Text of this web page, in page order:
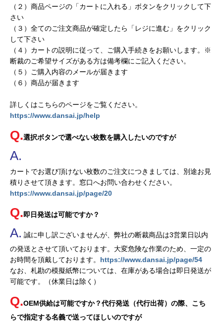
（２）商品ページの「カートに入れる」ボタンをクリックして下
さい
（３）全てのご注文商品が確定したら「レジに進む」をクリック
して下さい
（４）カートの説明に従って、ご購入手続きをお願いします。※
断裁のご希望サイズがある方は備考欄にご記入ください。
（５）ご購入内容のメールが届きます
（６）商品が届きます
詳しくはこちらのページをご覧ください。
https://www.dansai.jp/help
選択ボタンで選べない枚数を購入したいのですが
カートでお選び頂けない枚数のご注文につきましては、別途お見
積りさせて頂きます。窓口へお問い合わせください。
https://www.dansai.jp/page/20
即日発送は可能ですか？
誠に申し訳ございませんが、弊社の断裁商品は3営業日以内
の発送とさせて頂いております。大変危険な作業のため、一定の
お時間を頂戴しております。 https://www.dansai.jp/page/54
なお、札勘の模擬紙幣については、在庫がある場合は即日発送が
可能です。（休業日は除く）
OEM供給は可能ですか？代行発送（代行出荷）の際、こち
らで指定する名義で送ってほしいのですが